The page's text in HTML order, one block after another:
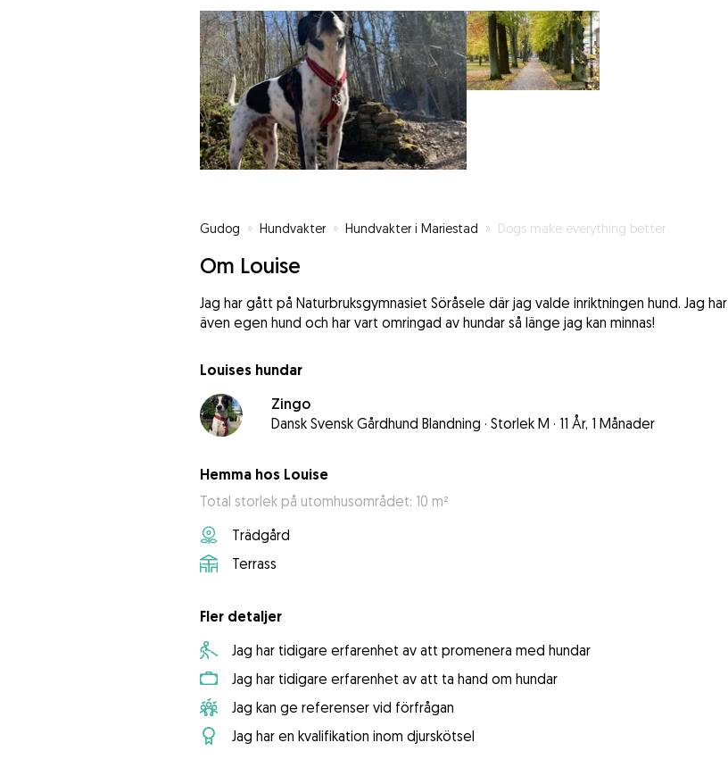
Gudog » Hundvakter » Hundvakter i Mariestad » Dogs make everything better
Om Louise
Jag har gått på Naturbruksgymnasiet Söråsele där jag valde inriktningen hund. Jag har
även egen hund och har vart omringad av hundar så länge jag kan minnas!
Louises hundar
Zingo
Dansk Svensk Gårdhund Blandning · Storlek M · 11 År, 1 Månader
Hemma hos Louise
Total storlek på utomhusområdet: 10 m²
Trädgård
Terrass
Fler detaljer
Jag har tidigare erfarenhet av att promenera med hundar
Jag har tidigare erfarenhet av att ta hand om hundar
Jag kan ge referenser vid förfrågan
Jag har en kvalifikation inom djurskötsel